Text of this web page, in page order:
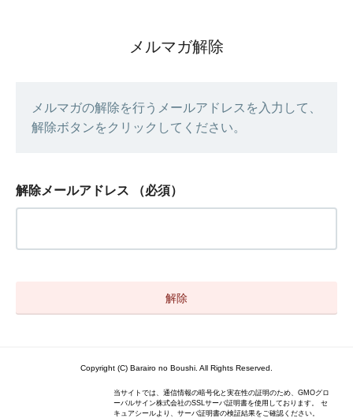
メルマガ解除
メルマガの解除を行うメールアドレスを入力して、
解除ボタンをクリックしてください。
解除メールアドレス （必須）
Copyright (C) Barairo no Boushi. All Rights Reserved.
当サイトでは、通信情報の暗号化と実在性の証明のため、GMOグロ
ーバルサイン株式会社のSSLサーバ証明書を使用しております。 セ
キュアシールより、サーバ証明書の検証結果をご確認ください。